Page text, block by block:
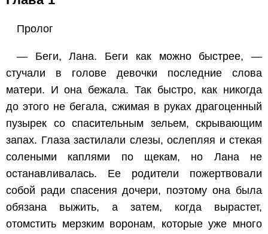
Пролог
— Беги, Лана. Беги как можно быстрее, —
стучали в голове девочки последние слова
матери. И она бежала. Так быстро, как никогда
до этого не бегала, сжимая в руках драгоценный
пузырек со спасительным зельем, скрывающим
запах. Глаза застилали слезы, ослепляя и стекая
солеными каплями по щекам, но Лана не
останавливалась. Ее родители пожертвовали
собой ради спасения дочери, поэтому она была
обязана выжить, а затем, когда вырастет,
отомстить мерзким воронам, которые уже много